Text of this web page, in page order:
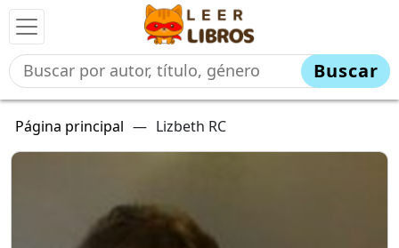
Buscar
Página principal — Lizbeth RC